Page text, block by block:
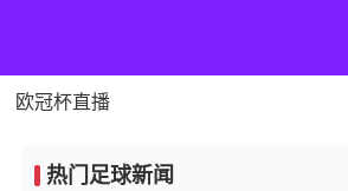
欧冠杯直播
热门足球新闻